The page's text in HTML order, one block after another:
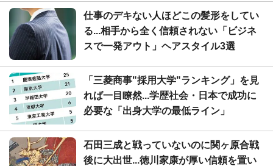
仕事のデキない人ほどこの髪形をしてい
る...相手から全く信頼されない「ビジネ
スで一発アウト」ヘアスタイル3選
「三菱商事"採用大学"ランキング」を見
れば一目瞭然...学歴社会・日本で成功に
必要な「出身大学の最低ライン」
石田三成と戦っていないのに関ヶ原合戦
後に大出世...徳川家康が厚い信頼を置い